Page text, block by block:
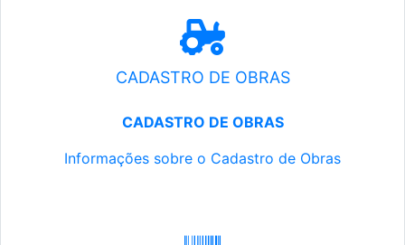
CADASTRO DE OBRAS
CADASTRO DE OBRAS
Informações sobre o Cadastro de Obras